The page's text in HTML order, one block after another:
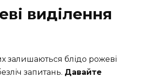
виділення
залишаються блідо рожеві
запитань. Давайте